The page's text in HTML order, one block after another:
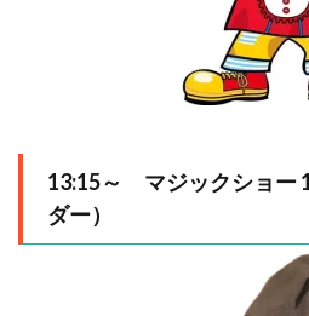
13:15～ マジックショー
ダー）